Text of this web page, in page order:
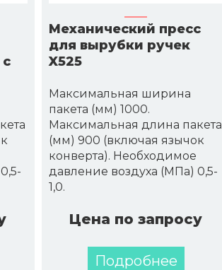
Механический пресс
для вырубки ручек
X525
Максимальная ширина
пакета (мм) 1000.
Максимальная длина пакета
(мм) 900 (включая язычок
конверта). Необходимое
давление воздуха (МПа) 0,5-
1,0.
Цена по запросу
Подробнее